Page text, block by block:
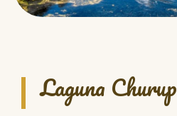
Laguna Churup